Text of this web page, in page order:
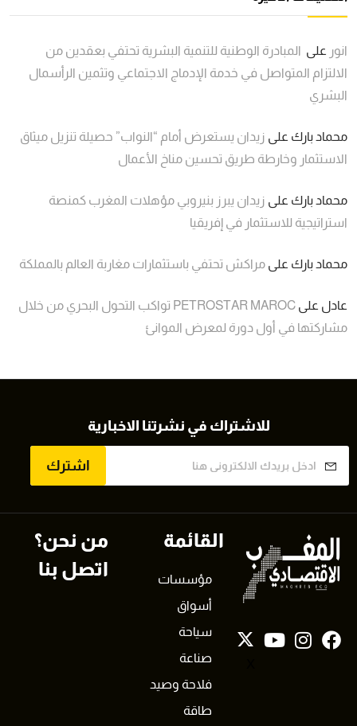
انور على المبادرة الوطنية للتنمية البشرية تحتفي بعقدين من
الالتزام المتواصل في خدمة الإدماج الاجتماعي وتثمين الرأسمال
البشري
محماد بارك على زيدان يستعرض أمام “النواب” حصيلة تنزيل ميثاق
الاستثمار وخارطة طريق تحسين مناخ الأعمال
محماد بارك على زيدان يبرز بنيروبي مؤهلات المغرب كمنصة
استراتيجية للاستثمار في إفريقيا
محماد بارك على مراكش تحتفي باستثمارات مغاربة العالم بالمملكة
عادل على
PETROSTAR MAROC تواكب التحول البحري من خلال
مشاركتها في أول دورة لمعرض الموانئ
للاشتراك في نشرتنا الاخبارية
اشترك
القائمة
مؤسسات
أسواق
سياحة
صناعة
فلاحة وصيد
طاقة
من نحن؟
اتصل بنا